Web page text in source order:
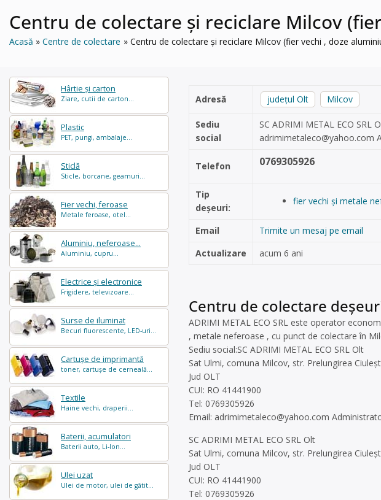
Centru de colectare și reciclare Milcov
Acasă Centre de colectare Centru de colectare și reciclare Milcov (fier vechi , doze
Hârtie și carton
Ziare, cutii de carton...
Plastic
PET, pungi, ambalaje...
Sticlă
Sticle, borcane, geamuri...
Fier vechi, feroase
Metale feroase, otel...
Aluminiu, neferoase...
Aluminiu, cupru...
Electrice și electronice
Frigidere, televizoare...
Surse de iluminat
Becuri fluorescente, LED-uri...
Cartușe de imprimantă
toner, cartușe de cerneală...
Textile
Haine vechi, draperii...
Baterii, acumulatori
Baterii auto, Li-Ion...
Ulei uzat
Ulei de motor, ulei de gătit...
Adresă județul Olt Milcov
Sediu
social
SC ADRIMI METAL ECO SRL
adrimimetaleco@yahoo.com
Telefon 0769305926
Tip
deșeuri:
fier vechi și metale
Email
Trimite un mesaj pe email
Actualizare
acum 6 ani
Centru de colectare
ADRIMI METAL ECO SRL este operator
, metale neferoase , cu punct de colectare în
Sediu social:SC ADRIMI METAL ECO SRL Olt
Sat Ulmi, comuna Milcov, str. Prelungirea
Jud OLT
CUI: RO 41441900
Tel: 0769305926
Email: adrimimetaleco@yahoo.com
SC ADRIMI METAL ECO SRL Olt
Sat Ulmi, comuna Milcov, str. Prelungirea
Jud OLT
CUI: RO 41441900
Tel: 0769305926